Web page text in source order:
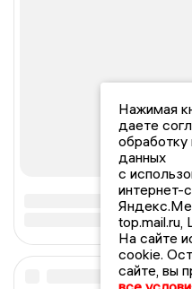
Нажимая
даете
обработку
данных
с
интернет-
top.mail.ru,
На сайте
cookie.
сайте, вы